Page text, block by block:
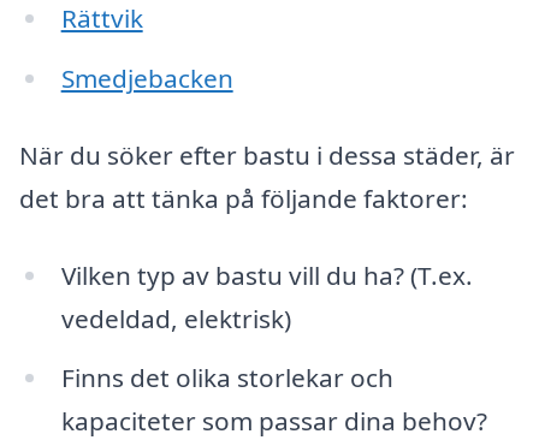
Rättvik
Smedjebacken
När du söker efter bastu i dessa städer, är
det bra att tänka på följande faktorer:
Vilken typ av bastu vill du ha? (T.ex.
vedeldad, elektrisk)
Finns det olika storlekar och
kapaciteter som passar dina behov?